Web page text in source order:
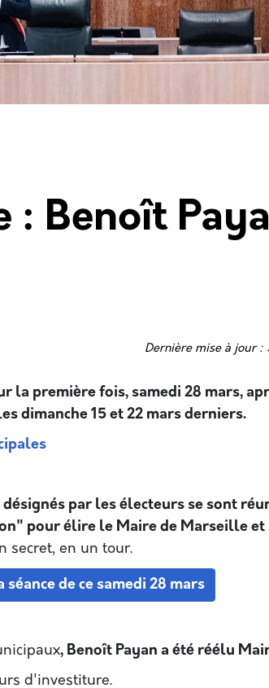
: Benoît
Dernière mise à jour :
la première fois, samedi 28 mars,
dimanche 15 et 22 mars derniers.
par les électeurs se sont
pour élire le Maire de Marseille et
secret, en un tour.
séance de ce samedi 28 mars
, Benoît Payan a été réélu
d'investiture.